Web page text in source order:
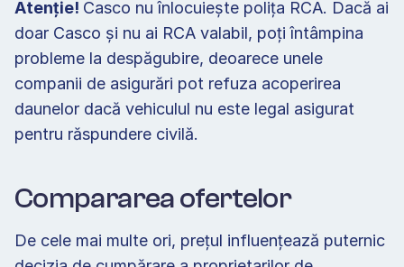
Atenție! Casco nu înlocuiește polița RCA. Dacă ai
doar Casco și nu ai RCA valabil, poți întâmpina
probleme la despăgubire, deoarece unele
companii de asigurări pot refuza acoperirea
daunelor dacă vehiculul nu este legal asigurat
pentru răspundere civilă.
Compararea ofertelor
De cele mai multe ori, prețul influențează puternic